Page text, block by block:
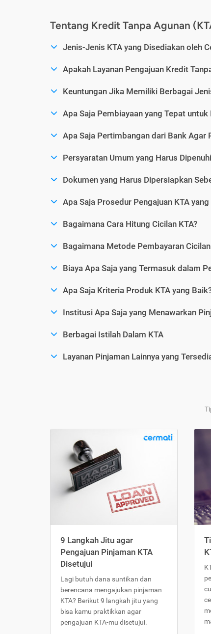
Tentang Kredit Tanpa Agunan
Jenis-Jenis KTA yang Disediakan oleh
Apakah Layanan Pengajuan Kredit
Keuntungan Jika Memiliki Berbagai
Apa Saja Pembiayaan yang Tepat
Apa Saja Pertimbangan dari Bank Agar
Persyaratan Umum yang Harus
Dokumen yang Harus Dipersiapkan
Apa Saja Prosedur Pengajuan KTA
Bagaimana Cara Hitung Cicilan KTA?
Bagaimana Metode Pembayaran
Biaya Apa Saja yang Termasuk dalam
Apa Saja Kriteria Produk KTA yang
Institusi Apa Saja yang Menawarkan
Berbagai Istilah Dalam KTA
Layanan Pinjaman Lainnya yang
9 Langkah Jitu agar
Pengajuan Pinjaman KTA
Disetujui
Lagi butuh dana suntikan dan
berencana mengajukan pinjaman
KTA? Berikut 9 langkah jitu yang
bisa kamu praktikkan agar
pengajuan KTA-mu disetujui.